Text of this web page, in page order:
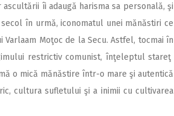
îi adaugă harisma sa personală, şi
în urmă, iconomatul unei mănăstiri ce
Moţoc de la Secu. Astfel, tocmai în
restrictiv comunist, înţeleptul stareţ
o mică mănăstire într-o mare şi autentică
cultura sufletului şi a inimii cu cultivarea